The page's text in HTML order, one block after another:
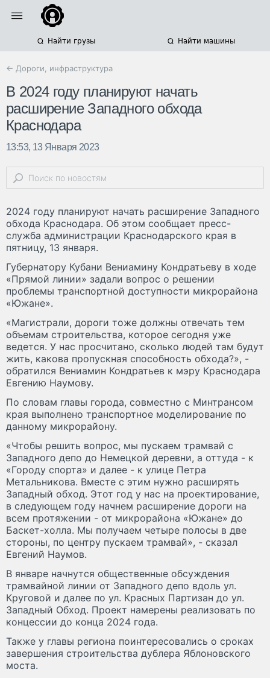
Найти грузы Найти машины
← Дороги, инфраструктура
В 2024 году планируют начать
расширение Западного обхода
Краснодара
13:53, 13 Января 2023
2024 году планируют начать расширение Западного
обхода Краснодара. Об этом сообщает пресс-
служба администрации Краснодарского края в
пятницу, 13 января.
Губернатору Кубани Вениамину Кондратьеву в ходе
«Прямой линии» задали вопрос о решении
проблемы транспортной доступности микрорайона
«Южане».
«Магистрали, дороги тоже должны отвечать тем
объемам строительства, которое сегодня уже
ведется. У нас просчитано, сколько людей там будут
жить, какова пропускная способность обхода?», -
обратился Вениамин Кондратьев к мэру Краснодара
Евгению Наумову.
По словам главы города, совместно с Минтрансом
края выполнено транспортное моделирование по
данному микрорайону.
«Чтобы решить вопрос, мы пускаем трамвай с
Западного депо до Немецкой деревни, а оттуда - к
«Городу спорта» и далее - к улице Петра
Метальникова. Вместе с этим нужно расширять
Западный обход. Этот год у нас на проектирование,
в следующем году начнем расширение дороги на
всем протяжении - от микрорайона «Южане» до
Баскет-холла. Мы получаем четыре полосы в две
стороны, по центру пускаем трамвай», - сказал
Евгений Наумов.
В январе начнутся общественные обсуждения
трамвайной линии от Западного депо вдоль ул.
Круговой и далее по ул. Красных Партизан до ул.
Западный Обход. Проект намерены реализовать по
концессии до конца 2024 года.
Также у главы региона поинтересовались о сроках
завершения строительства дублера Яблоновского
моста.